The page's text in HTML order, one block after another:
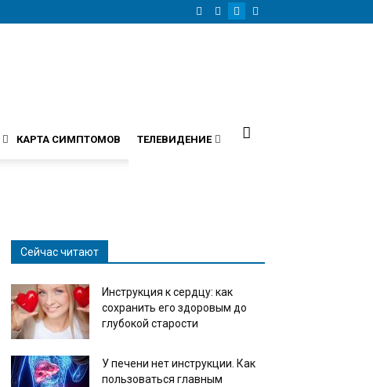
КАРТА СИМПТОМОВ ТЕЛЕВИДЕНИЕ
Сейчас читают
Инструкция к сердцу: как
сохранить его здоровым до
глубокой старости
У печени нет инструкции. Как
пользоваться главным